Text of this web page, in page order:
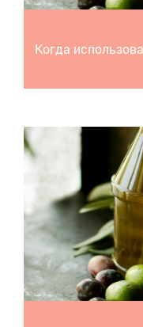
Когда
Масло усьмы –
без побочных
густоту и